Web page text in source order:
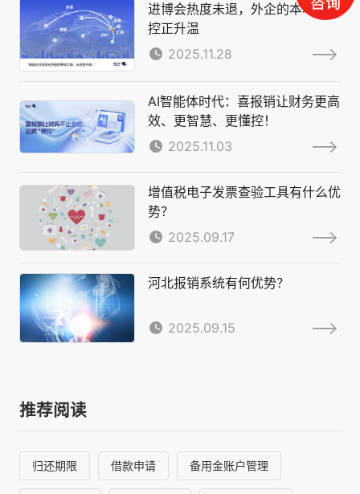
进博会热度未退，外企的本地化费
控正升温
2025.11.28
AI智能体时代：喜报销让财务更高
效、更智慧、更懂控！
2025.11.03
增值税电子发票查验工具有什么优
势？
2025.09.17
河北报销系统有何优势？
2025.09.15
推荐阅读
归还期限 借款申请 备用金账户管理